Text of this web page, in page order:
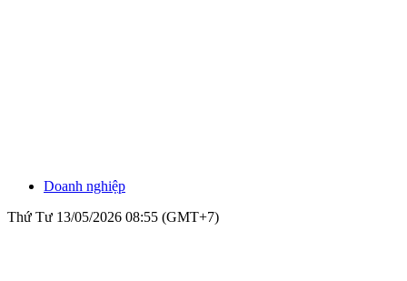
Doanh nghiệp
Thứ Tư 13/05/2026 08:55 (GMT+7)